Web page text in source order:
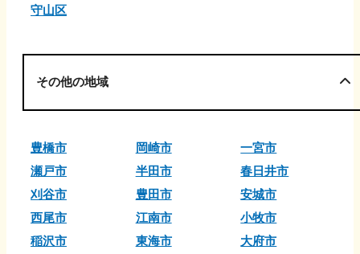
守山区
その他の地域
豊橋市 岡崎市
一宮市
瀬戸市
半田市
春日井市
刈谷市
豊田市
安城市
西尾市
江南市
小牧市
稲沢市
東海市
大府市